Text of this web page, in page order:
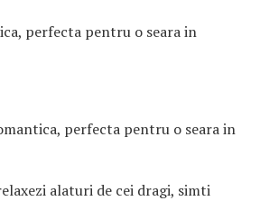
perfecta pentru o seara in
perfecta pentru o seara in
alaturi de cei dragi, simti